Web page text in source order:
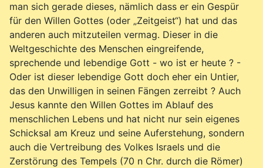
man sich gerade dieses, nämlich dass er ein Gespür
für den Willen Gottes (oder „Zeitgeist“) hat und das
anderen auch mitzuteilen vermag. Dieser in die
Weltgeschichte des Menschen eingreifende,
sprechende und lebendige Gott - wo ist er heute ? -
Oder ist dieser lebendige Gott doch eher ein Untier,
das den Unwilligen in seinen Fängen zerreibt ? Auch
Jesus kannte den Willen Gottes im Ablauf des
menschlichen Lebens und hat nicht nur sein eigenes
Schicksal am Kreuz und seine Auferstehung, sondern
auch die Vertreibung des Volkes Israels und die
Zerstörung des Tempels (70 n Chr. durch die Römer)